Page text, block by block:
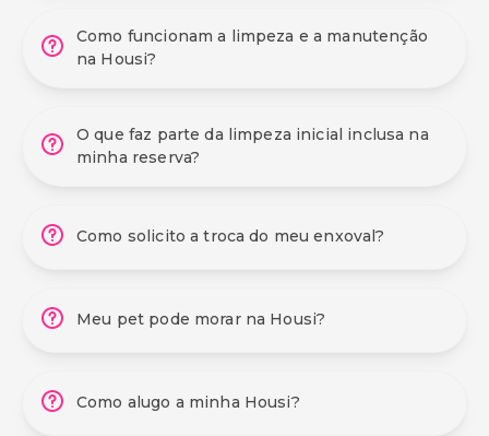
Como funcionam a limpeza e a manutenção
na Housi?
O que faz parte da limpeza inicial inclusa na
minha reserva?
Como solicito a troca do meu enxoval?
Meu pet pode morar na Housi?
Como alugo a minha Housi?